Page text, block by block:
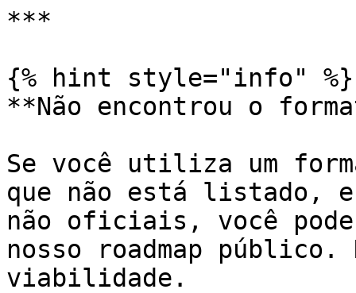
***
{% hint style="info" %}
**Não encontrou o
Se você utiliza um
que não está listado,
não oficiais, você
nosso roadmap
viabilidade.